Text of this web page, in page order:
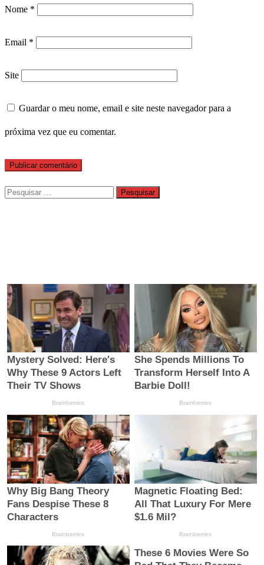
Nome *
Email *
Site
Guardar o meu nome, email e site neste navegador para a
próxima vez que eu comentar.
Pesquisar
por: